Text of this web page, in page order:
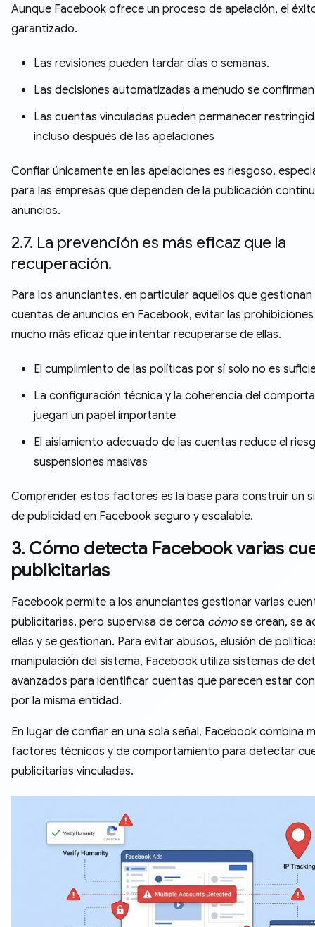
Aunque Facebook ofrece un proceso de apelación, el
garantizado.
Las revisiones pueden tardar días o semanas.
Las decisiones automatizadas a menudo se confirman
Las cuentas vinculadas pueden permanecer
incluso después de las apelaciones
Confiar únicamente en las apelaciones es riesgoso,
para las empresas que dependen de la publicación
anuncios.
2.7. La prevención es más eficaz que la
recuperación.
Para los anunciantes, en particular aquellos que gestionan
cuentas de anuncios en Facebook, evitar las
mucho más eficaz que intentar recuperarse de ellas.
El cumplimiento de las políticas por sí solo no es
La configuración técnica y la coherencia del
juegan un papel importante
El aislamiento adecuado de las cuentas reduce el
suspensiones masivas
Comprender estos factores es la base para construir un
de publicidad en Facebook seguro y escalable.
3. Cómo detecta Facebook varias
publicitarias
Facebook permite a los anunciantes gestionar varias
publicitarias, pero supervisa de cerca cómo se crean, se
ellas y se gestionan. Para evitar abusos, elusión de
manipulación del sistema, Facebook utiliza sistemas de
avanzados para identificar cuentas que parecen estar
por la misma entidad.
En lugar de confiar en una sola señal, Facebook combina
factores técnicos y de comportamiento para detectar
publicitarias vinculadas.